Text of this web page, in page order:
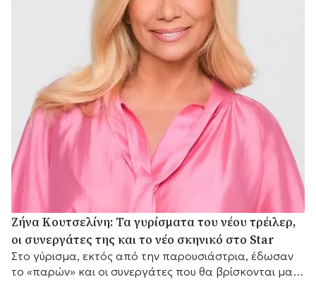
Ζήνα Κουτσελίνη: Τα γυρίσματα του νέου τρέιλερ,
οι συνεργάτες της και το νέο σκηνικό στο Star
Στο γύρισμα, εκτός από την παρουσιάστρια, έδωσαν
το «παρών» και οι συνεργάτες που θα βρίσκονται μαζί